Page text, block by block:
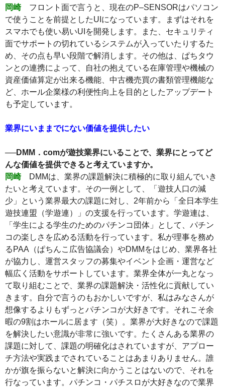
岡崎フロント面で言うと、現在のP‒SENSORはパソコン
で使うことを前提としたUIになっています。まずはそれを
スマホでも使い易いUIを開発します。また、セキュリティ
面でサポートの切れているシステムが入っていたりするた
め、その点も早い段階で解消します。その他は、ぱちタウ
ンとの連携によって、自社の抱えている在庫管理や機械の
資産価値算定が出来る機能、中古機売買の書類管理機能な
ど、ホール企業様の利便性向上を目的としたアップデート
も予定しています。
業界にいままでにない価値を提供したい
──DMM．comが遊技業界にいることで、業界にとってど
んな価値を提供できると考えていますか。
岡崎DMMは、業界の課題解決に積極的に取り組んでいき
たいと考えています。その一例として、「遊技人口の減
少」という業界最大の課題に対し、2年前から「全日本学生
遊技連盟（学遊連）」の支援を行っています。学遊連は、
「学生による学生のためのパチンコ団体」として、パチン
コの楽しさを広める活動を行っています。私が理事を務め
るPAA（ぱちんこ広告協議会）やDMMをはじめ、業界各社
が協力し、運営スタッフの募集やイベント企画・運営など
幅広く活動をサポートしています。業界全体が一丸となっ
て取り組むことで、業界の課題解決・活性化に貢献してい
きます。自分で言うのもおかしいですが、私はみなさんが
想像するよりもずっとパチンコが大好きです。それこそ余
暇の9割はホールに居ます（笑）。業界が大好きなので課題
を解決したい意識が非常に強いです。たくさんある業界の
課題に対して、課題の明確化はされていますが、アプロー
チ方法や実践までされていることはあまりありません。誰
かが旗を振らないと解決に向かうことはないので、それを
行なっています。パチンコ・パチスロが大好きなので業界